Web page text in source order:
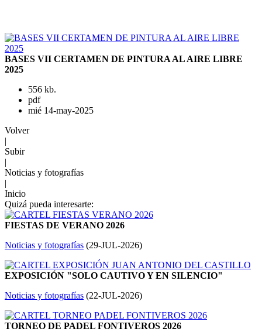
BASES VII CERTAMEN DE PINTURA AL AIRE LIBRE
2025
556 kb.
pdf
mié 14-may-2025
Volver
|
Subir
|
Noticias y fotografías
|
Inicio
Quizá pueda interesarte:
FIESTAS DE VERANO 2026
Noticias y fotografías (29-JUL-2026)
EXPOSICIÓN "SOLO CAUTIVO Y EN SILENCIO"
Noticias y fotografías (22-JUL-2026)
TORNEO DE PADEL FONTIVEROS 2026